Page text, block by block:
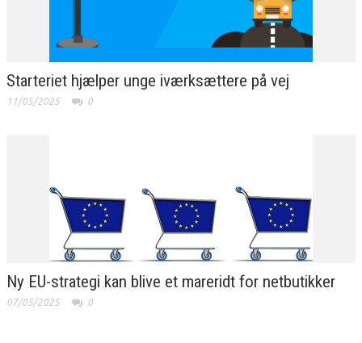
Starteriet hjælper unge iværksættere på vej
11/05/2025 0
Ny EU-strategi kan blive et mareridt for netbutikker
07/05/2025 0